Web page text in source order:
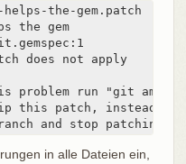
the-gem.patch
the gem
does not apply
problem run "git am --
this patch, instead
and stop patching
in alle Dateien ein,